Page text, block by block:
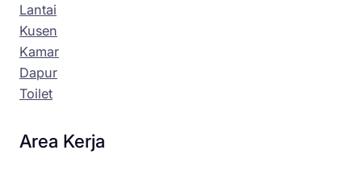
Lantai
Kusen
Kamar
Dapur
Toilet
Area Kerja